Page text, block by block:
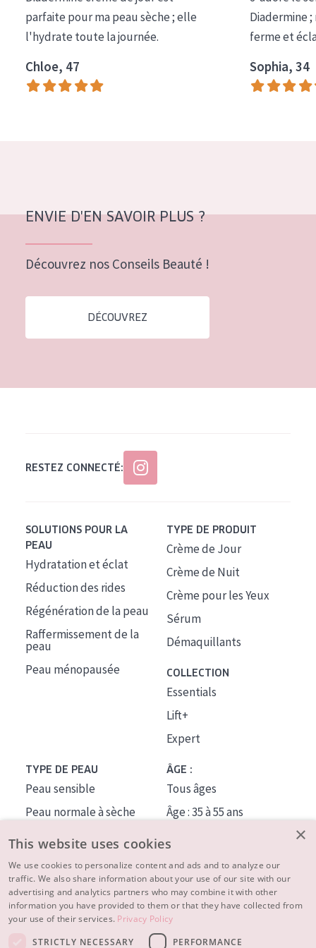
COLLECTION
Essentials
Lift+
Expert
Peau mixte ou grasse
Peau mature
Peau ménopausée
Âge : 55+
parfaite pour ma peau sèche ; elle
l'hydrate toute la journée.
Chloe, 47
Diadermine
ferme et
Sophia, 34
ENVIE D'EN SAVOIR PLUS ?
Découvrez nos Conseils Beauté !
DÉCOUVREZ
RESTEZ CONNECTÉ:
SOLUTIONS POUR LA
PEAU
Hydratation et éclat
Réduction des rides
Régénération de la peau
Raffermissement de la
peau
Peau ménopausée
TYPE DE PRODUIT
Crème de Jour
Crème de Nuit
Crème pour les Yeux
Sérum
Démaquillants
COLLECTION
Essentials
Lift+
Expert
TYPE DE PEAU
Peau sensible
Peau normale à sèche
Peau mixte ou grasse
Peau mature
Peau ménopausée
ÂGE :
Tous âges
Âge : 35 à 55 ans
À PROPOS
CONSEILS BEAUTÉ
×
This website uses cookies
We use cookies to personalize content and ads and to analyze our
traffic. We also share information about your use of our site with our
advertising and analytics partners who may combine it with other
information you have provided to them or that they have collected from
your use of their services. Privacy Policy
STRICTLY NECESSARY
PERFORMANCE